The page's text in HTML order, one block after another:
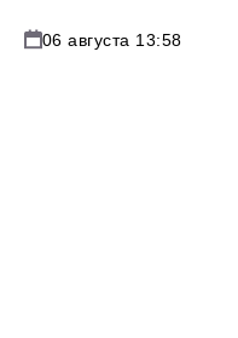
06 августа 13:58